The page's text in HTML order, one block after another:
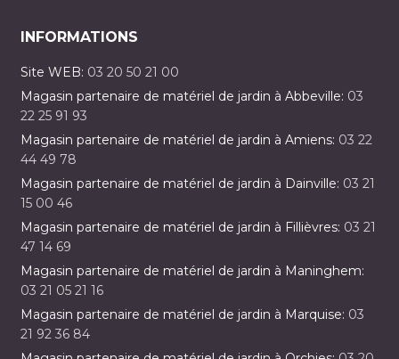
INFORMATIONS
Site WEB: 03 20 50 21 00
Magasin partenaire de matériel de jardin à Abbeville: 03
22 25 91 93
Magasin partenaire de matériel de jardin à Amiens: 03 22
44 49 78
Magasin partenaire de matériel de jardin à Dainville: 03 21
15 00 46
Magasin partenaire de matériel de jardin à Fillièvres: 03 21
47 14 69
Magasin partenaire de matériel de jardin à Maninghem:
03 21 05 21 16
Magasin partenaire de matériel de jardin à Marquise: 03
21 92 36 84